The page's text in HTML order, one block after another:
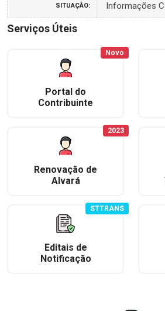
SITUAÇÃO: Informações
Serviços Úteis
Portal do
Contribuinte
Novo
Renovação de
Alvará
2023
Editais de
Notificação
STTRANS